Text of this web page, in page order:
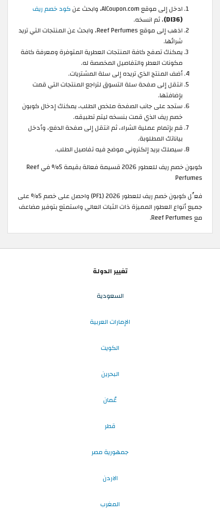
ادخل إلى موقع AlCoupon.com، وابحث عن
كود خصم ريف
(DI36)
، ثم انسخه.
اذهب إلى موقع Reef Perfumes، وابحث عن المنتجات التي تريد
شرائها.
يمكنك تصفح كافة المنتجات العطرية المتوفرة ومعرفة كافة
مكونات العطر والتفاصيل المخصصة له.
أضف المنتج الذي تريده إلى سلة المشتريات.
انتقل إلى صفحة سلة التسوق لتراجع المنتجات التي قمت
بإضافتها.
ستجد على جانب الصفحة ملخص الطلب، يمكنك إدخال كوبون
خصم ريف الذي قمت بنسخه ليتم تطبيقه.
قم بإتمام عملية الشراء، ثم انتقل إلى صفحة الدفع، وأدخل
بياناتك المطلوبة.
سيصلك بريد إلكتروني موضح فيه تفاصيل الطلب.
كوبون خصم ريف للعطور 2026 قسيمة فعالة بقيمة 5% في Reef
Perfumes
فعِّل كوبون خصم ريف للعطور 2026 (PF1) واحصل على خصم 5% على
جميع أنواع العطور المميزة ذات الثبات العالي واستمتع بتوفير مضاعف
مع Reef Perfumes.
تغيير الدولة
السعودية
الإمارات العربية
الكويت
البحرين
عُمان
قطر
جمهورية مصر
الاردن
المغرب